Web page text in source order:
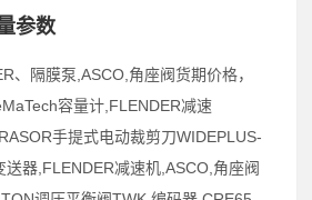
参数
、隔膜泵,ASCO,角座阀货期价格，
容量计,FLENDER减速
手提式电动裁剪刀WIDEPLUS-
器,FLENDER减速机,ASCO,角座阀